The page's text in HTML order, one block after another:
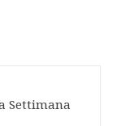
Settimana